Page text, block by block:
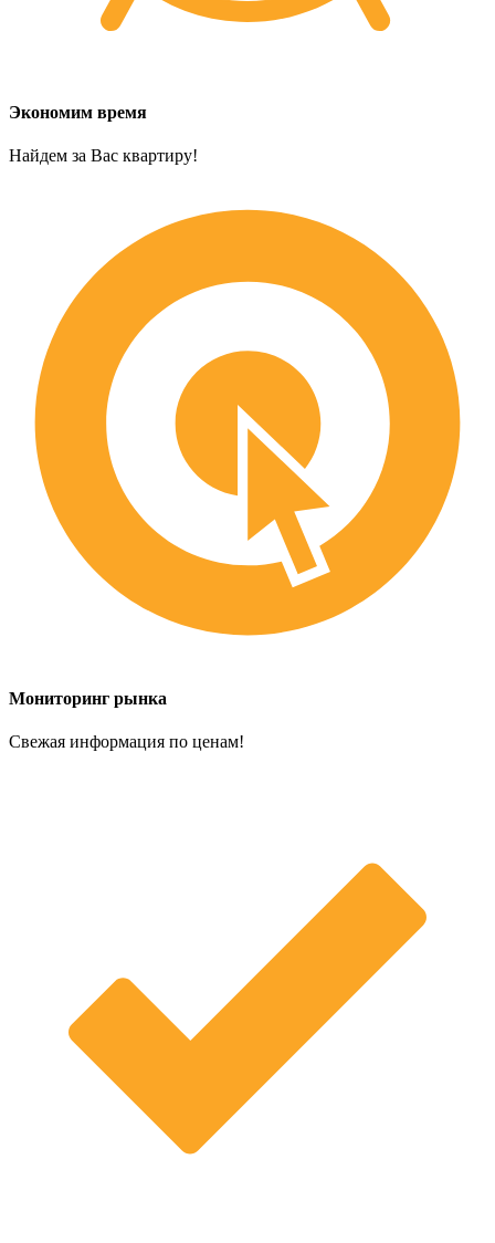
Экономим время
Найдем за Вас квартиру!
Мониторинг рынка
Свежая информация по ценам!